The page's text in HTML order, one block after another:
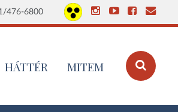
476-6800
HÁTTÉR MITEM